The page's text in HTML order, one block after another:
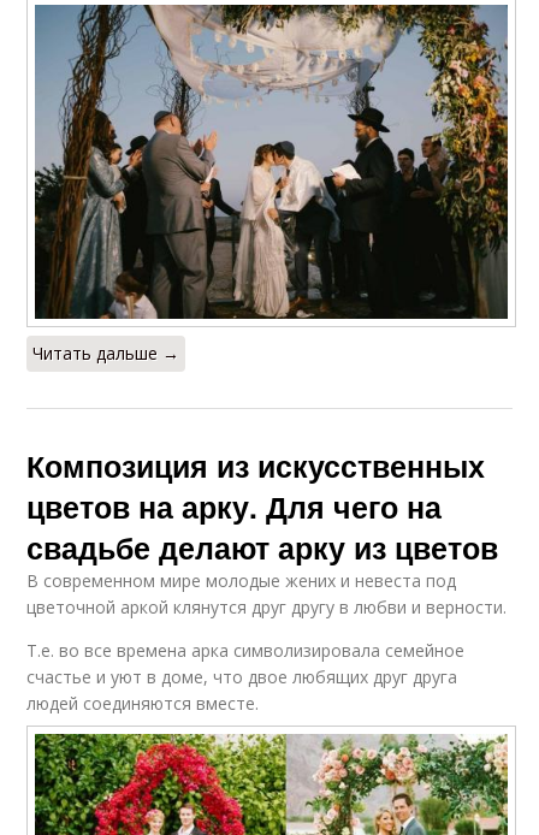
Читать дальше →
Композиция из искусственных
цветов на арку. Для чего на
свадьбе делают арку из цветов
В современном мире молодые жених и невеста под
цветочной аркой клянутся друг другу в любви и верности.
Т.е. во все времена арка символизировала семейное
счастье и уют в доме, что двое любящих друг друга
людей соединяются вместе.